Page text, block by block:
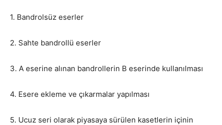
1. Bandrolsüz eserler
2. Sahte bandrollü eserler
3. A eserine alınan bandrollerin B eserinde kullanılması
4. Esere ekleme ve çıkarmalar yapılması
5. Ucuz seri olarak piyasaya sürülen kasetlerin içinin